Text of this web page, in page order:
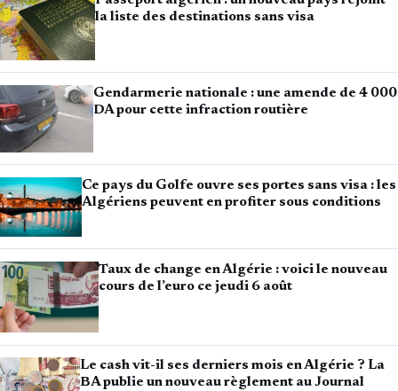
la liste des destinations sans visa
Gendarmerie nationale : une amende de 4 000
DA pour cette infraction routière
Ce pays du Golfe ouvre ses portes sans visa : les
Algériens peuvent en profiter sous conditions
Taux de change en Algérie : voici le nouveau
cours de l’euro ce jeudi 6 août
Le cash vit-il ses derniers mois en Algérie ? La
BA publie un nouveau règlement au Journal